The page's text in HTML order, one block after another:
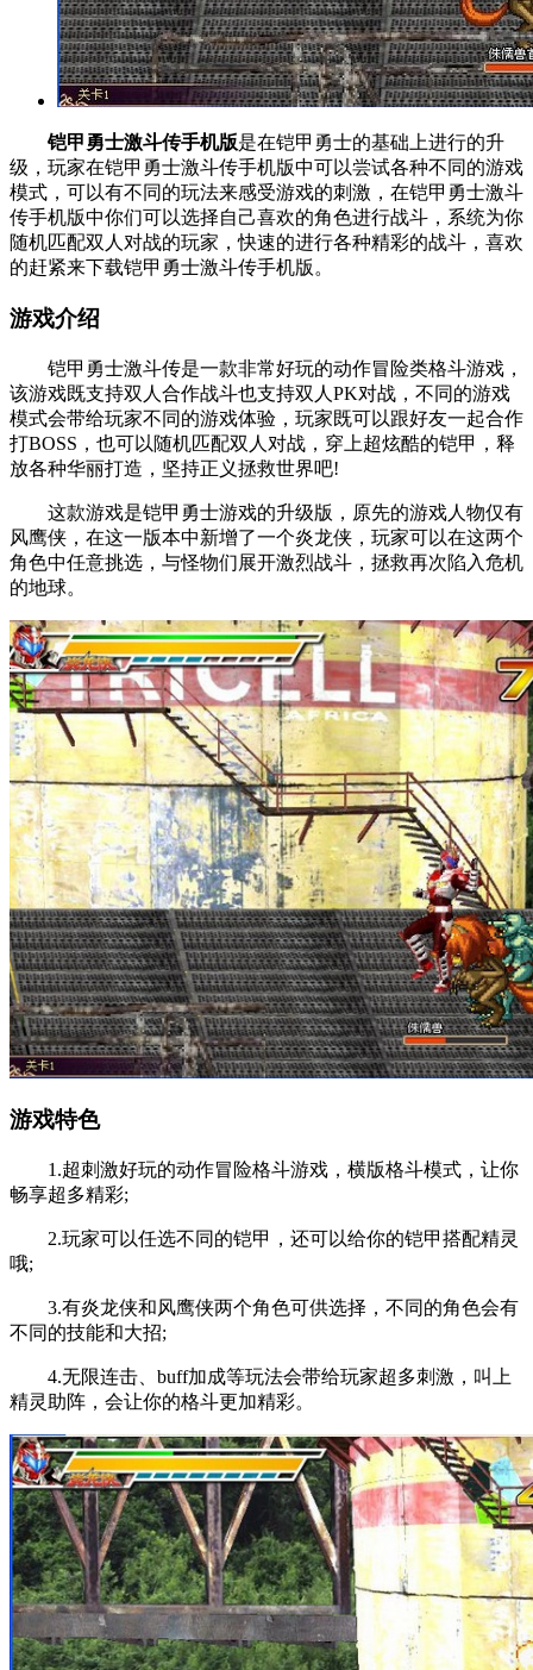
铠甲勇士激斗传手机版是在铠甲勇士的基础上进行的升
级，玩家在铠甲勇士激斗传手机版中可以尝试各种不同的游戏
模式，可以有不同的玩法来感受游戏的刺激，在铠甲勇士激斗
传手机版中你们可以选择自己喜欢的角色进行战斗，系统为你
随机匹配双人对战的玩家，快速的进行各种精彩的战斗，喜欢
的赶紧来下载铠甲勇士激斗传手机版。
游戏介绍
铠甲勇士激斗传是一款非常好玩的动作冒险类格斗游戏，
该游戏既支持双人合作战斗也支持双人PK对战，不同的游戏
模式会带给玩家不同的游戏体验，玩家既可以跟好友一起合作
打BOSS，也可以随机匹配双人对战，穿上超炫酷的铠甲，释
放各种华丽打造，坚持正义拯救世界吧!
这款游戏是铠甲勇士游戏的升级版，原先的游戏人物仅有
风鹰侠，在这一版本中新增了一个炎龙侠，玩家可以在这两个
角色中任意挑选，与怪物们展开激烈战斗，拯救再次陷入危机
的地球。
游戏特色
1.超刺激好玩的动作冒险格斗游戏，横版格斗模式，让你
畅享超多精彩;
2.玩家可以任选不同的铠甲，还可以给你的铠甲搭配精灵
哦;
3.有炎龙侠和风鹰侠两个角色可供选择，不同的角色会有
不同的技能和大招;
4.无限连击、buff加成等玩法会带给玩家超多刺激，叫上
精灵助阵，会让你的格斗更加精彩。